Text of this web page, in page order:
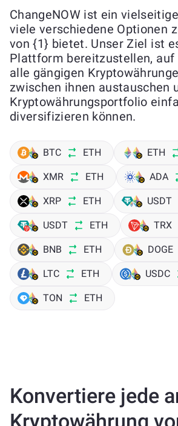
ChangeNOW ist ein
viele verschiedene Optionen
von {1} bietet. Unser Ziel ist
Plattform bereitzustellen, auf
alle gängigen
zwischen ihnen austauschen
Kryptowährungsportfolio
diversifizieren können.
BTC ETH ETH
XMR ETH ADA
XRP ETH USDT
USDT ETH TRX
BNB ETH DOGE
LTC ETH USDC
TON ETH
Konvertiere jede
Kryptowährung